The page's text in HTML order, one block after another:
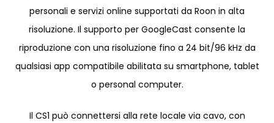
personali e servizi online supportati da Roon in alta
risoluzione. Il supporto per GoogleCast consente la
riproduzione con una risoluzione fino a 24 bit/96 kHz da
qualsiasi app compatibile abilitata su smartphone, tablet
o personal computer.
Il CS1 può connettersi alla rete locale via cavo, con